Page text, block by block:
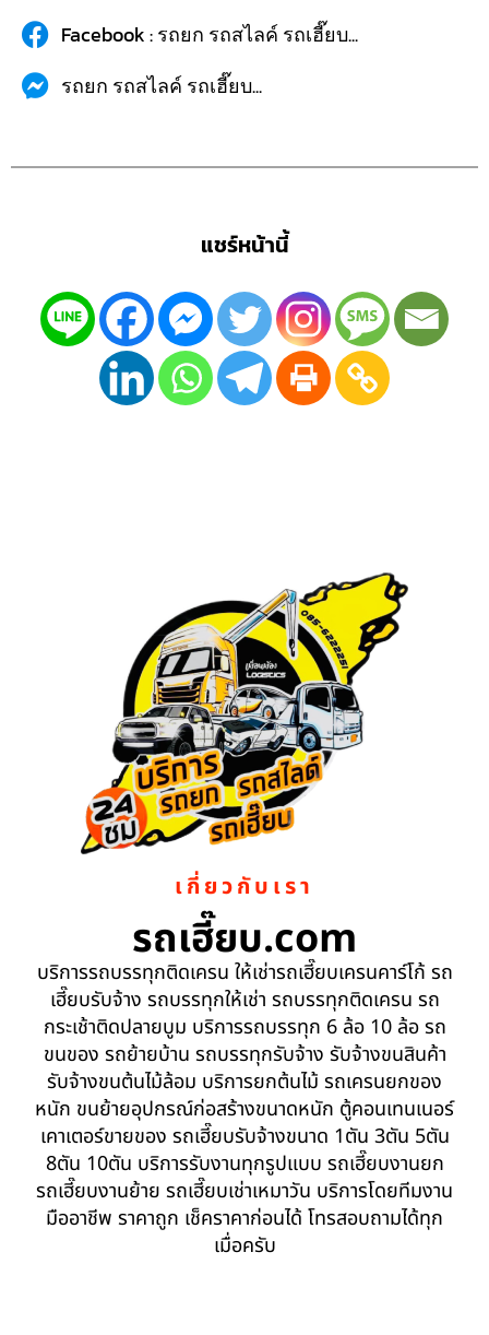
Facebook : รถยก รถสไลค์ รถเฮี๊ยบ...
รถยก รถสไลค์ รถเฮี๊ยบ...
แชร์หน้านี้
เกี่ยวกับเรา
รถเฮี๊ยบ.com
บริการรถบรรทุกติดเครน ให้เช่ารถเฮี๊ยบเครนคาร์โก้ รถ
เฮี๊ยบรับจ้าง รถบรรทุกให้เช่า รถบรรทุกติดเครน รถ
กระเช้าติดปลายบูม บริการรถบรรทุก 6 ล้อ 10 ล้อ รถ
ขนของ รถย้ายบ้าน รถบรรทุกรับจ้าง รับจ้างขนสินค้า
รับจ้างขนต้นไม้ล้อม บริการยกต้นไม้ รถเครนยกของ
หนัก ขนย้ายอุปกรณ์ก่อสร้างขนาดหนัก ตู้คอนเทนเนอร์
เคาเตอร์ขายของ รถเฮี๊ยบรับจ้างขนาด 1ตัน 3ตัน 5ตัน
8ตัน 10ตัน บริการรับงานทุกรูปแบบ รถเฮี๊ยบงานยก
รถเฮี๊ยบงานย้าย รถเฮี๊ยบเช่าเหมาวัน บริการโดยทีมงาน
มืออาชีพ ราคาถูก เช็คราคาก่อนได้ โทรสอบถามได้ทุก
เมื่อครับ